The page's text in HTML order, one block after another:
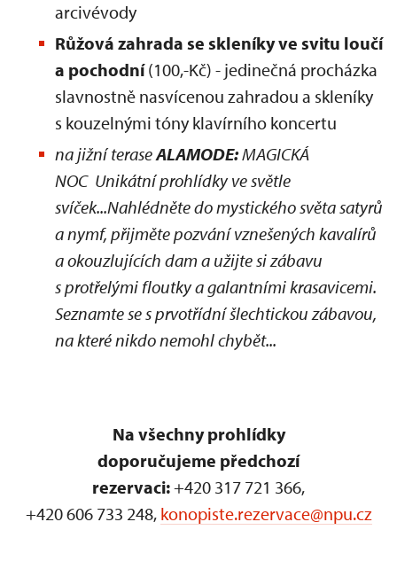
arcivévody
Růžová zahrada se skleníky ve svitu loučí
a pochodní(100,-Kč) - jedinečná procházka
slavnostně nasvícenou zahradou a skleníky
s kouzelnými tóny klavírního koncertu
na jižní teraseALAMODE:MAGICKÁ
NOC Unikátní prohlídky ve světle
svíček...Nahlédněte do mystického světa satyrů
a nymf, přijměte pozvání vznešených kavalírů
a okouzlujících dam a užijte si zábavu
s protřelými floutky a galantními krasavicemi.
Seznamte se s prvotřídní šlechtickou zábavou,
na které nikdo nemohl chybět...
Na všechny prohlídky
doporučujeme předchozí
rezervaci:+420 317 721 366,
+420 606 733 248, konopiste.rezervace@npu.cz